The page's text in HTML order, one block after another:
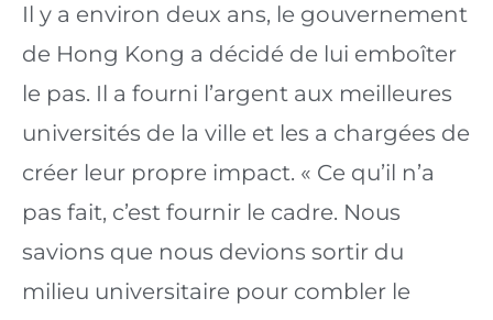
Il y a environ deux ans, le gouvernement
de Hong Kong a décidé de lui emboîter
le pas. Il a fourni l’argent aux meilleures
universités de la ville et les a chargées de
créer leur propre impact. « Ce qu’il n’a
pas fait, c’est fournir le cadre. Nous
savions que nous devions sortir du
milieu universitaire pour combler le